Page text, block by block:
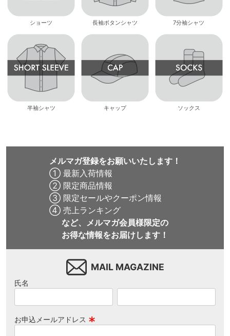
ショーツ 長袖ボタンシャツ 7分袖シャツ
半袖シャツ キャップ ソックス
メルマガ登録をお願いいたします！
① 最新入荷情報
② 限定商品情報
③ 限定セールやクーポン情報
④ 売上ランキング
など、メルマガ会員様限定の
お得な情報をお届けします！
MAIL MAGAZINE
氏名
お申込メールアドレス